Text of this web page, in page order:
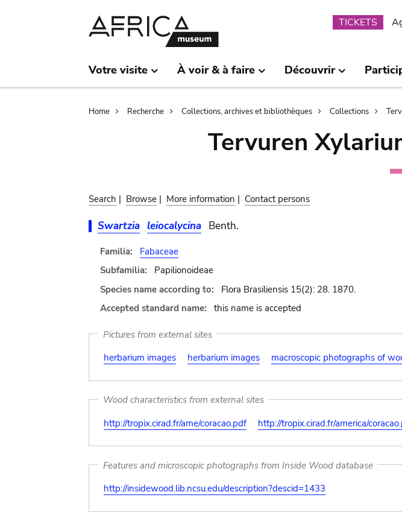
TICKETS
Votre visite À voir & à faire Découvrir
Breadcrumb
Home Recherche Collections, archives et bibliothèques Collections
Tervuren
Search | Browse | More information | Contact persons
Swartzia leiocalycina Benth.
Familia:
Fabaceae
Subfamilia:
Papilionoideae
Species name according to:
Flora Brasiliensis 15(2): 28. 1870.
Accepted standard name:
this name is accepted
Pictures from external sites
herbarium images
herbarium images macroscopic photographs of
Wood characteristics from external sites
http://tropix.cirad.fr/ame/coracao.pdf
http://tropix.cirad.fr/america/
Features and microscopic photographs from Inside Wood database
http://insidewood.lib.ncsu.edu/description?descid=1433